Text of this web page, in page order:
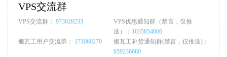
VPS交流群
VPS交流群： 973028233
VPS优惠通知群（禁言，仅推
送）： 1035854666
搬瓦工用户交流群： 171060270
搬瓦工补货通知群(禁言，仅推送)：
659236660